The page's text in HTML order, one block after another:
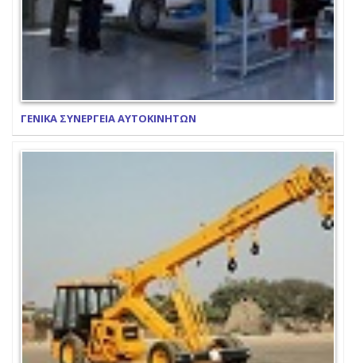
ΓΕΝΙΚΑ ΣΥΝΕΡΓΕΙΑ ΑΥΤΟΚΙΝΗΤΩΝ